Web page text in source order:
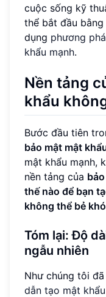
cuộc sống kỹ
thể bắt đầu
dụng phương
khẩu mạnh.
Nền tảng
khẩu
Bước đầu tiên
bảo mật mật
mật khẩu mạnh,
nền tảng của
thế nào để bạn
không thể bẻ
Tóm lại: Độ
ngẫu nhiên
Như chúng tôi
dẫn tạo mật